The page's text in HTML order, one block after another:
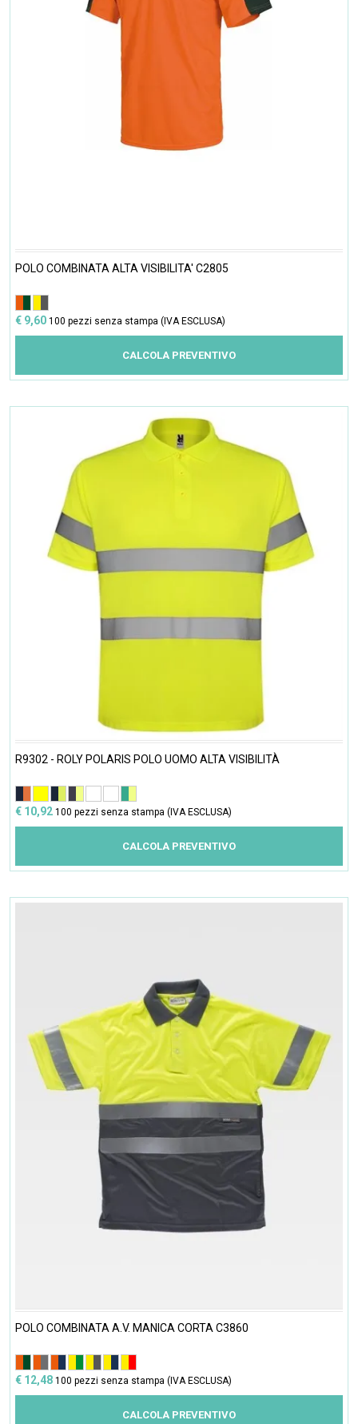
POLO COMBINATA ALTA VISIBILITA' C2805
€ 9,60 100 pezzi senza stampa (IVA ESCLUSA)
CALCOLA PREVENTIVO
R9302 - ROLY POLARIS POLO UOMO ALTA VISIBILITÀ
€ 10,92 100 pezzi senza stampa (IVA ESCLUSA)
CALCOLA PREVENTIVO
POLO COMBINATA A.V. MANICA CORTA C3860
€ 12,48 100 pezzi senza stampa (IVA ESCLUSA)
CALCOLA PREVENTIVO